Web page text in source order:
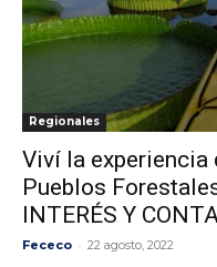
Regionales
Viví la experiencia
Pueblos
INTERÉS Y
Fececo - 22 agosto, 2022